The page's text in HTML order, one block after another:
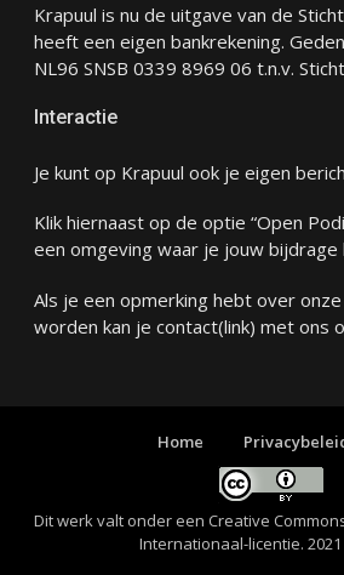
Krapuul is nu de uitgave van de
heeft een eigen bankrekening.
NL96 SNSB 0339 8969 06 t.n.v.
Interactie
Je kunt op Krapuul ook je eigen
Klik hiernaast op de optie “Open
een omgeving waar je jouw bijdrage
Als je een opmerking hebt over
worden kan je contact(link) met ons
Home
Dit werk valt onder een Creative
Internationaal-licentie.